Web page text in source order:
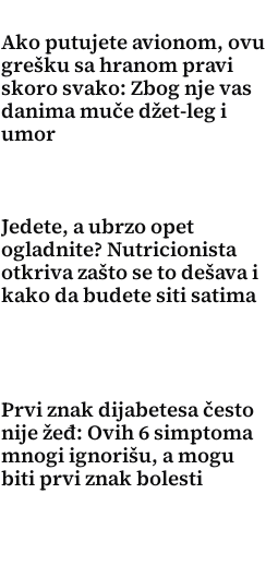
Ako putujete avionom, ovu
grešku sa hranom pravi
skoro svako: Zbog nje vas
danima muče džet-leg i
umor
Jedete, a ubrzo opet
ogladnite? Nutricionista
otkriva zašto se to dešava i
kako da budete siti satima
Prvi znak dijabetesa često
nije žeđ: Ovih 6 simptoma
mnogi ignorišu, a mogu
biti prvi znak bolesti